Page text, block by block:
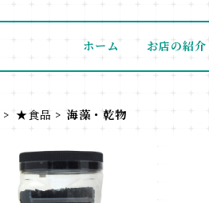
ホーム お店の紹介
★食品 海藻・乾物